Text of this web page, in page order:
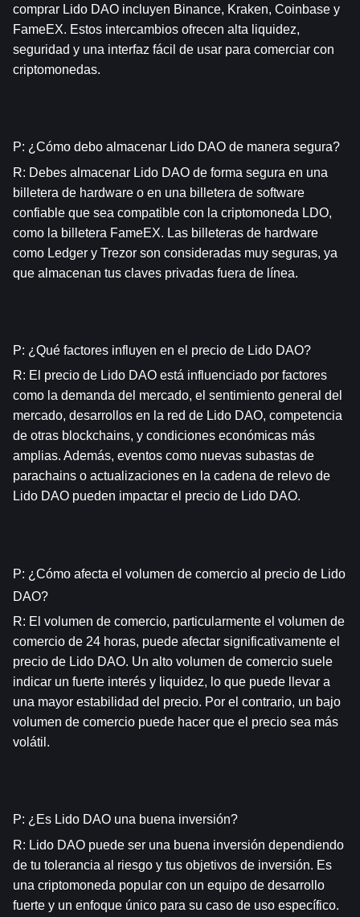
comprar Lido DAO incluyen Binance, Kraken, Coinbase y
FameEX. Estos intercambios ofrecen alta liquidez,
seguridad y una interfaz fácil de usar para comerciar con
criptomonedas.
P: ¿Cómo debo almacenar Lido DAO de manera segura?
R: Debes almacenar Lido DAO de forma segura en una
billetera de hardware o en una billetera de software
confiable que sea compatible con la criptomoneda LDO,
como la billetera FameEX. Las billeteras de hardware
como Ledger y Trezor son consideradas muy seguras, ya
que almacenan tus claves privadas fuera de línea.
P: ¿Qué factores influyen en el precio de Lido DAO?
R: El precio de Lido DAO está influenciado por factores
como la demanda del mercado, el sentimiento general del
mercado, desarrollos en la red de Lido DAO, competencia
de otras blockchains, y condiciones económicas más
amplias. Además, eventos como nuevas subastas de
parachains o actualizaciones en la cadena de relevo de
Lido DAO pueden impactar el precio de Lido DAO.
P: ¿Cómo afecta el volumen de comercio al precio de Lido
DAO?
R: El volumen de comercio, particularmente el volumen de
comercio de 24 horas, puede afectar significativamente el
precio de Lido DAO. Un alto volumen de comercio suele
indicar un fuerte interés y liquidez, lo que puede llevar a
una mayor estabilidad del precio. Por el contrario, un bajo
volumen de comercio puede hacer que el precio sea más
volátil.
P: ¿Es Lido DAO una buena inversión?
R: Lido DAO puede ser una buena inversión dependiendo
de tu tolerancia al riesgo y tus objetivos de inversión. Es
una criptomoneda popular con un equipo de desarrollo
fuerte y un enfoque único para su caso de uso específico.